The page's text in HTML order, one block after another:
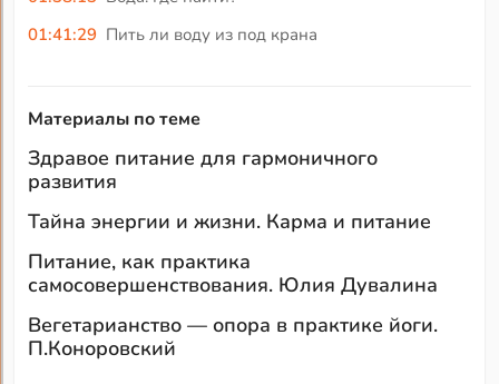
01:41:29 Пить ли воду из под крана
Материалы по теме
Здравое питание для гармоничного
развития
Тайна энергии и жизни. Карма и питание
Питание, как практика
самосовершенствования. Юлия Дувалина
Вегетарианство — опора в практике йоги.
П.Коноровский